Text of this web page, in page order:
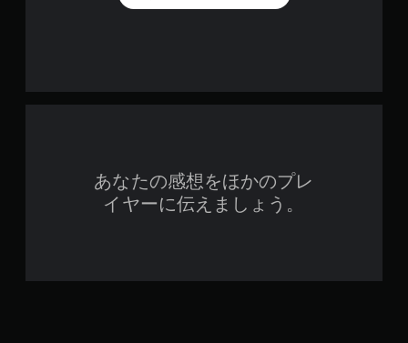
あなたの感想をほかのプレ
イヤーに伝えましょう。